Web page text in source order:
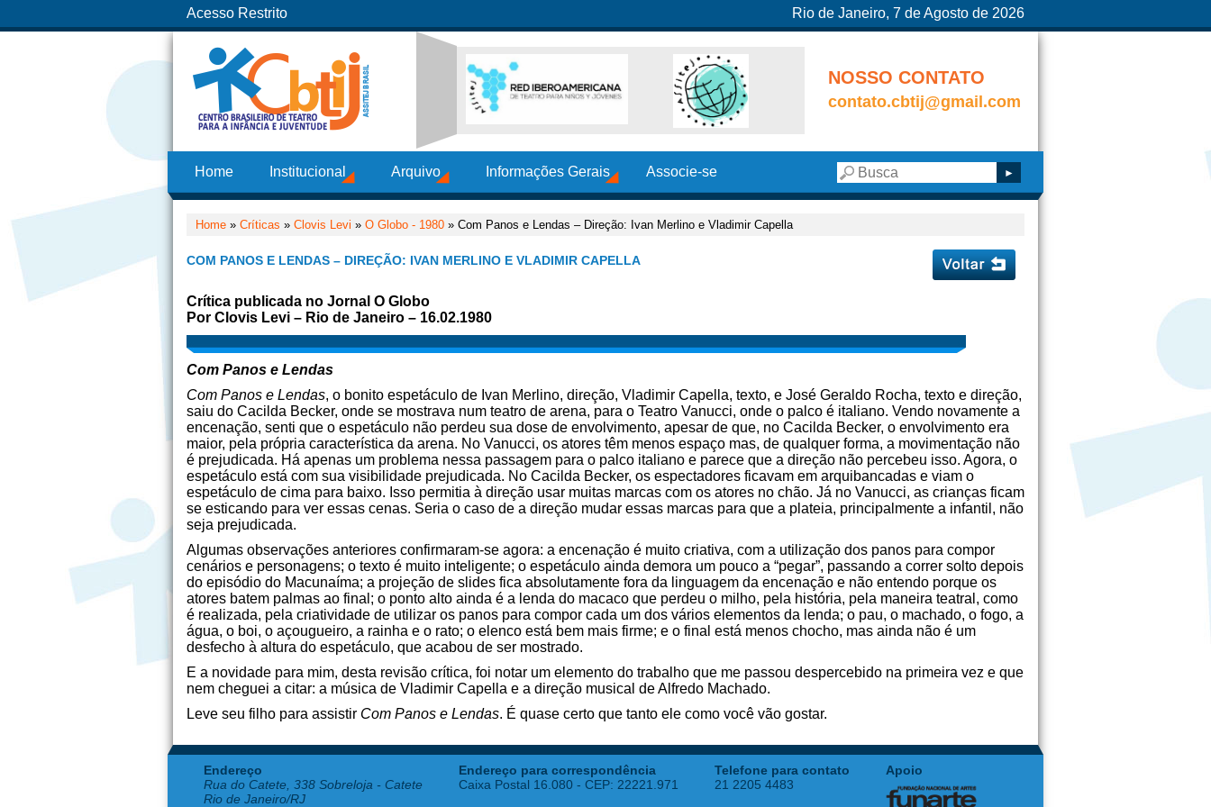
Acesso Restrito Rio de Janeiro, 7 de Agosto de 2026
NOSSO CONTATO
contato.cbtij@gmail.com
Home Institucional Arquivo Informações Gerais Associe-se
Home » Críticas » Clovis Levi » O Globo - 1980 » Com Panos e Lendas – Direção: Ivan Merlino e Vladimir Capella
COM PANOS E LENDAS – DIREÇÃO: IVAN MERLINO E VLADIMIR CAPELLA
Crítica publicada no Jornal O Globo
Por Clovis Levi – Rio de Janeiro – 16.02.1980
Com Panos e Lendas
Com Panos e Lendas, o bonito espetáculo de Ivan Merlino, direção, Vladimir Capella, texto, e José Geraldo Rocha, texto e direção,
saiu do Cacilda Becker, onde se mostrava num teatro de arena, para o Teatro Vanucci, onde o palco é italiano. Vendo novamente a
encenação, senti que o espetáculo não perdeu sua dose de envolvimento, apesar de que, no Cacilda Becker, o envolvimento era
maior, pela própria característica da arena. No Vanucci, os atores têm menos espaço mas, de qualquer forma, a movimentação não
é prejudicada. Há apenas um problema nessa passagem para o palco italiano e parece que a direção não percebeu isso. Agora, o
espetáculo está com sua visibilidade prejudicada. No Cacilda Becker, os espectadores ficavam em arquibancadas e viam o
espetáculo de cima para baixo. Isso permitia à direção usar muitas marcas com os atores no chão. Já no Vanucci, as crianças ficam
se esticando para ver essas cenas. Seria o caso de a direção mudar essas marcas para que a plateia, principalmente a infantil, não
seja prejudicada.
Algumas observações anteriores confirmaram-se agora: a encenação é muito criativa, com a utilização dos panos para compor
cenários e personagens; o texto é muito inteligente; o espetáculo ainda demora um pouco a “pegar”, passando a correr solto depois
do episódio do Macunaíma; a projeção de slides fica absolutamente fora da linguagem da encenação e não entendo porque os
atores batem palmas ao final; o ponto alto ainda é a lenda do macaco que perdeu o milho, pela história, pela maneira teatral, como
é realizada, pela criatividade de utilizar os panos para compor cada um dos vários elementos da lenda; o pau, o machado, o fogo, a
água, o boi, o açougueiro, a rainha e o rato; o elenco está bem mais firme; e o final está menos chocho, mas ainda não é um
desfecho à altura do espetáculo, que acabou de ser mostrado.
E a novidade para mim, desta revisão crítica, foi notar um elemento do trabalho que me passou despercebido na primeira vez e que
nem cheguei a citar: a música de Vladimir Capella e a direção musical de Alfredo Machado.
Leve seu filho para assistir Com Panos e Lendas. É quase certo que tanto ele como você vão gostar.
Endereço
Rua do Catete, 338 Sobreloja - Catete
Rio de Janeiro/RJ
Endereço para correspondência
Caixa Postal 16.080 - CEP: 22221.971
Telefone para contato
21 2205 4483
Apoio